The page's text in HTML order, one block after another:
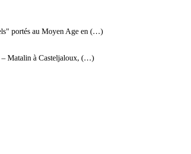
portés au Moyen Age en (…)
– Matalin à Casteljaloux, (…)